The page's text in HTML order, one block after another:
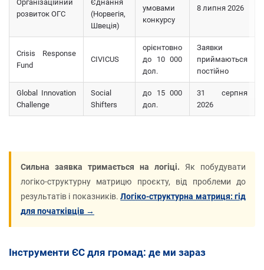
Організаційний
розвиток ОГС
Єднання
(Норвегія,
Швеція)
умовами
конкурсу
8 липня 2026
Crisis Response
Fund
CIVICUS
орієнтовно
до 10 000
дол.
Заявки
приймаються
постійно
Global Innovation
Challenge
Social
Shifters
до 15 000
дол.
31 серпня
2026
Сильна заявка тримається на логіці. Як побудувати
логіко-структурну матрицю проєкту, від проблеми до
результатів і показників.Логіко-структурна матриця: гід
для початківців →
Інструменти ЄС для громад: де ми зараз